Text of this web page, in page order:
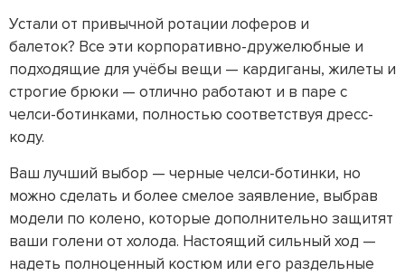
Устали от привычной ротации лоферов и
балеток? Все эти корпоративно-дружелюбные и
подходящие для учёбы вещи — кардиганы, жилеты и
строгие брюки — отлично работают и в паре с
челси-ботинками, полностью соответствуя дресс-
коду.
Ваш лучший выбор — черные челси-ботинки, но
можно сделать и более смелое заявление, выбрав
модели по колено, которые дополнительно защитят
ваши голени от холода. Настоящий сильный ход —
надеть полноценный костюм или его раздельные